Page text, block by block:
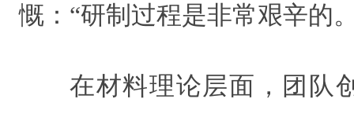
慨：“研制过程是非常艰辛的
在材料理论层面，团队